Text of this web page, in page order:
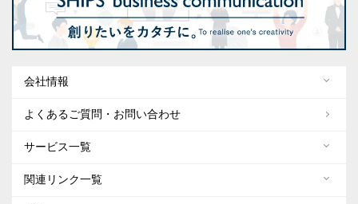
会社情報
よくあるご質問・お問い合わせ
サービス一覧
関連リンク一覧